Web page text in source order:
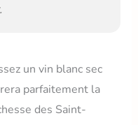
un vin blanc sec
parfaitement la
des Saint-